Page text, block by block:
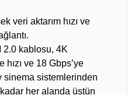
veri aktarım hızı ve
kablosu, 4K
ve 18 Gbps’ye
sinema sistemlerinden
her alanda üstün